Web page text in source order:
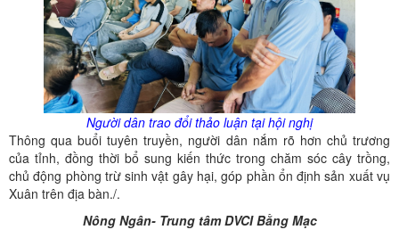
Người dân trao đổi thảo luận tại hội nghị
Thông qua buổi tuyên truyền, người dân nắm rõ hơn chủ trương
của tỉnh, đồng thời bổ sung kiến thức trong chăm sóc cây trồng,
chủ động phòng trừ sinh vật gây hại, góp phần ổn định sản xuất vụ
Xuân trên địa bàn./.
Nông Ngân- Trung tâm DVCI Bằng Mạc